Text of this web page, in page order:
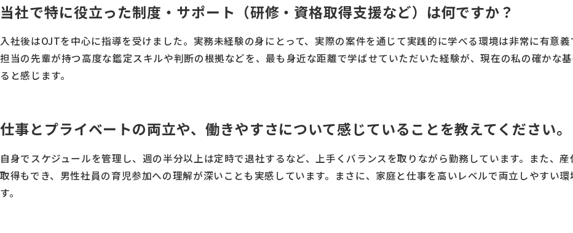
当社で特に役立った制度・サポート（研修・資格取得支援など）は何ですか？
入社後はOJTを中心に指導を受けました。実務未経験の身にとって、実際の案件を通じて実践的に学べる環境は非常に有意
担当の先輩が持つ高度な鑑定スキルや判断の根拠などを、最も身近な距離で学ばせていただいた経験が、現在の私の確かな
ると感じます。
仕事とプライベートの両立や、働きやすさについて感じていることを教えてください。
自身でスケジュールを管理し、週の半分以上は定時で退社するなど、上手くバランスを取りながら勤務しています。また、産
取得もでき、男性社員の育児参加への理解が深いことも実感しています。まさに、家庭と仕事を高いレベルで両立しやすい環
す。